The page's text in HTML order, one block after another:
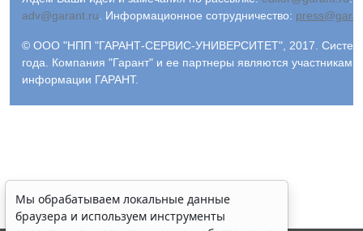
adv@garant.ru. Информационное сотрудничество:
© ООО "НПП "ГАРАНТ-СЕРВИС-УНИВЕРСИТЕТ", 2017. Система
года. Компания "Гарант" и ее партнеры являются
информации ГАРАНТ.
Мы обрабатываем локальные данные
браузера и используем инструменты